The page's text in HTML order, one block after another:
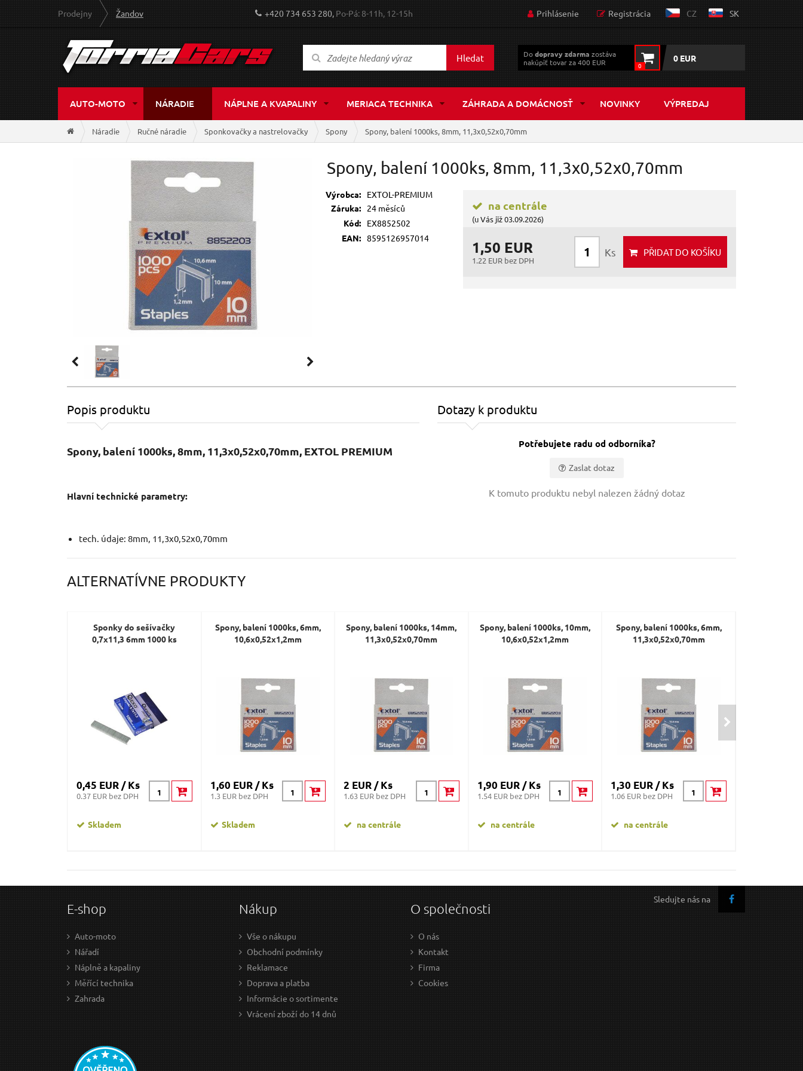
Prodejny Žandov +420 734 653 280, Po-Pá: 8-11h, 12-15h Prihlásenie Registrácia CZ SK
Hledat Dodopravy zdarma zostáva
nakúpiť tovar za 400 EUR
0
0 EUR
AUTO-MOTO NÁRADIE NÁPLNE A KVAPALINY MERIACA TECHNIKA ZÁHRADA A DOMÁCNOSŤ NOVINKY VÝPREDAJ
Náradie Ručné náradie Sponkovačky a nastrelovačky Spony Spony, balení 1000ks, 8mm, 11,3x0,52x0,70mm
Spony, balení 1000ks, 8mm, 11,3x0,52x0,70mm
Výrobca:
EXTOL-PREMIUM
Záruka:
24 měsíců
Kód:
EX8852502
EAN: 8595126957014
na centrále
(u Vás již 03.09.2026)
1,50 EUR
1.22 EUR bez DPH
Ks PŘIDATDO KOŠÍKU
Popis produktu
Spony, balení 1000ks, 8mm, 11,3x0,52x0,70mm, EXTOL PREMIUM
Hlavní technické parametry:
tech. údaje: 8mm, 11,3x0,52x0,70mm
Dotazy k produktu
Potřebujete radu od odborníka?
Zaslat dotaz
K tomuto produktu nebyl nalezen žádný dotaz
ALTERNATÍVNE PRODUKTY
Sponky do sešívačky
0,7x11,3 6mm 1000 ks
0,45 EUR / Ks
0.37 EUR bez DPH
Skladem
Spony, balení 1000ks, 6mm,
10,6x0,52x1,2mm
1,60 EUR / Ks
1.3 EUR bez DPH
Skladem
Spony, balení 1000ks, 14mm,
11,3x0,52x0,70mm
2 EUR / Ks
1.63 EUR bez DPH
na centrále
Spony, balení 1000ks, 10mm,
10,6x0,52x1,2mm
1,90 EUR / Ks
1.54 EUR bez DPH
na centrále
Spony, balení 1000ks, 6mm,
11,3x0,52x0,70mm
1,30 EUR / Ks
1.06 EUR bez DPH
na centrále
Sledujte nás na
E-shop
Auto-moto
Nářadí
Náplně a kapaliny
Měřící technika
Zahrada
Nákup
Vše o nákupu
Obchodní podmínky
Reklamace
Doprava a platba
Informácie o sortimente
Vrácení zboží do 14 dnů
O společnosti
O nás
Kontakt
Firma
Cookies